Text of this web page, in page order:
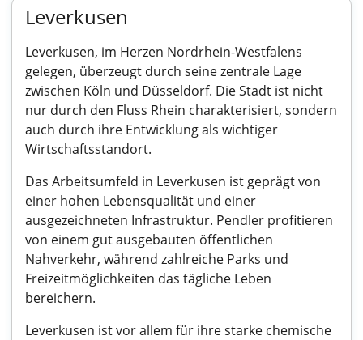
Leverkusen
Leverkusen, im Herzen Nordrhein-Westfalens
gelegen, überzeugt durch seine zentrale Lage
zwischen Köln und Düsseldorf. Die Stadt ist nicht
nur durch den Fluss Rhein charakterisiert, sondern
auch durch ihre Entwicklung als wichtiger
Wirtschaftsstandort.
Das Arbeitsumfeld in Leverkusen ist geprägt von
einer hohen Lebensqualität und einer
ausgezeichneten Infrastruktur. Pendler profitieren
von einem gut ausgebauten öffentlichen
Nahverkehr, während zahlreiche Parks und
Freizeitmöglichkeiten das tägliche Leben
bereichern.
Leverkusen ist vor allem für ihre starke chemische